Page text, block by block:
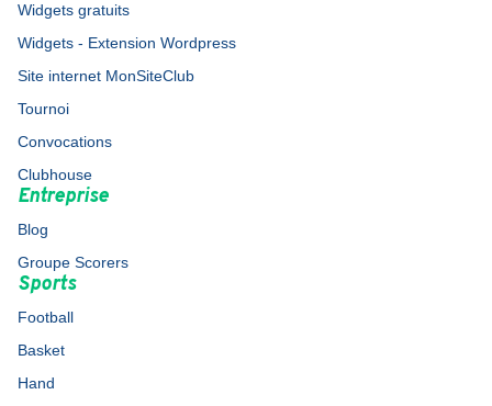
Widgets gratuits
Widgets - Extension Wordpress
Site internet MonSiteClub
Tournoi
Convocations
Clubhouse
Entreprise
Blog
Groupe Scorers
Sports
Football
Basket
Hand